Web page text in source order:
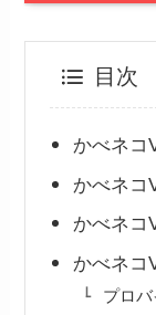
目次
かべネコ
かべネコ
かべネコ
かべネコ
プロ